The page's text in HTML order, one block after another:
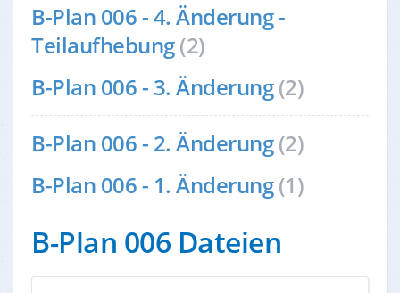
B-Plan 006 - 4. Änderung -
Teilaufhebung(2)
B-Plan 006 - 3. Änderung (2)
B-Plan 006 - 2. Änderung (2)
B-Plan 006 - 1. Änderung (1)
B-Plan 006 Dateien